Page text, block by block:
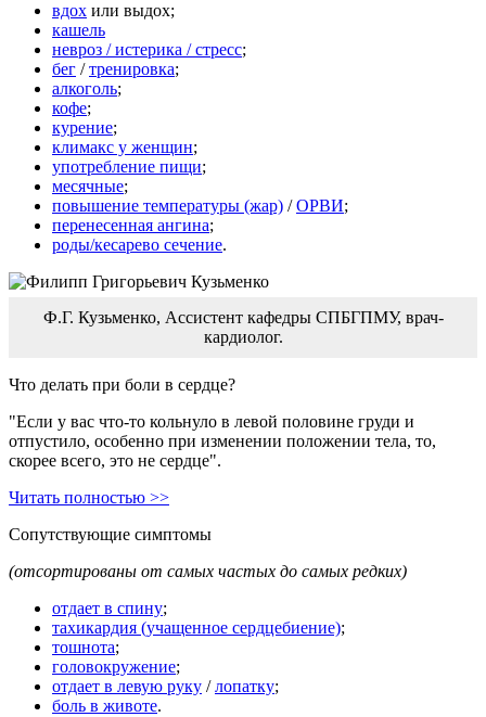
вдох или выдох;
кашель
невроз / истерика / стресс;
бег /тренировка;
алкоголь;
кофе;
курение;
климакс у женщин;
употребление пищи;
месячные;
повышение температуры (жар) /ОРВИ;
перенесенная ангина;
роды/кесарево сечение.
Ф.Г. Кузьменко, Ассистент кафедры СПБГПМУ, врач-
кардиолог.
Что делать при боли в сердце?
"Если у вас что-то кольнуло в левой половине груди и
отпустило, особенно при изменении положении тела, то,
скорее всего, это не сердце".
Читать полностью >>
Сопутствующие симптомы
(отсортированы от самых частых до самых редких)
отдает в спину;
тахикардия (учащенное сердцебиение);
тошнота;
головокружение;
отдает в левую руку /лопатку;
боль в животе.